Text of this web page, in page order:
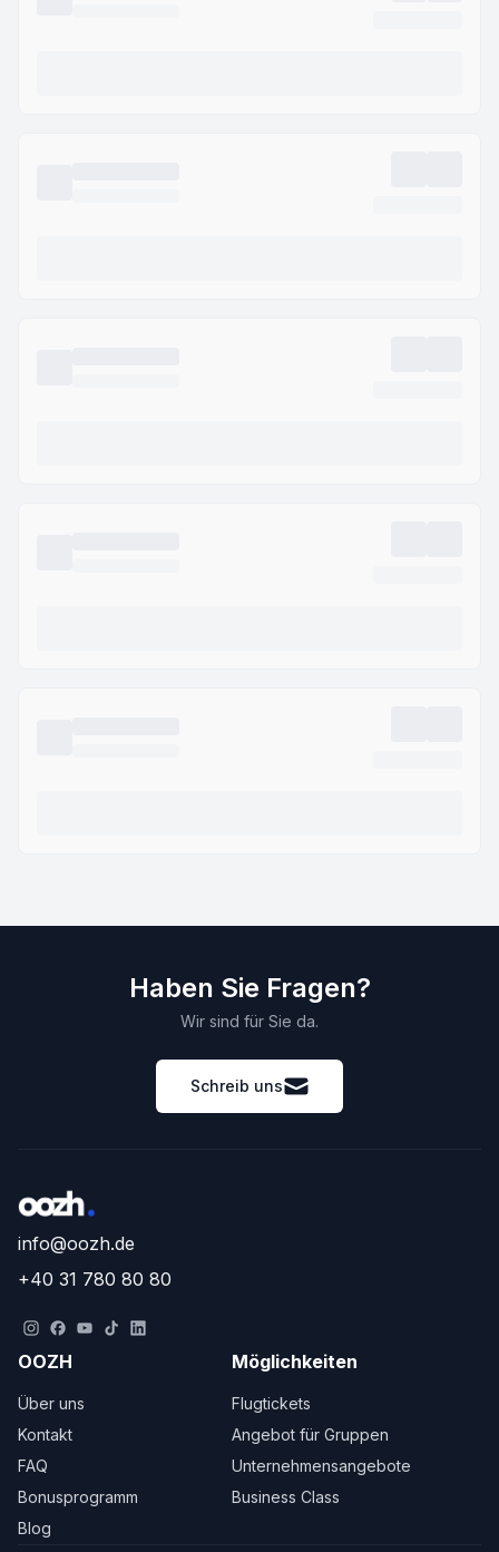
Haben Sie Fragen?
Wir sind für Sie da.
Schreib uns
info@oozh.de
+40 31 780 80 80
OOZH
Über uns
Kontakt
FAQ
Bonusprogramm
Blog
Möglichkeiten
Flugtickets
Angebot für Gruppen
Unternehmensangebote
Business Class